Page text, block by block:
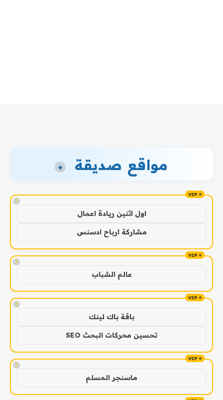
مواقع صديقة +
!
اول اثنين ريادة اعمال
مشاركة ارباح ادسنس
!
عالم الشباب
!
باقة باك لينك
تحسين محركات البحث SEO
!
ماسنجر المسلم